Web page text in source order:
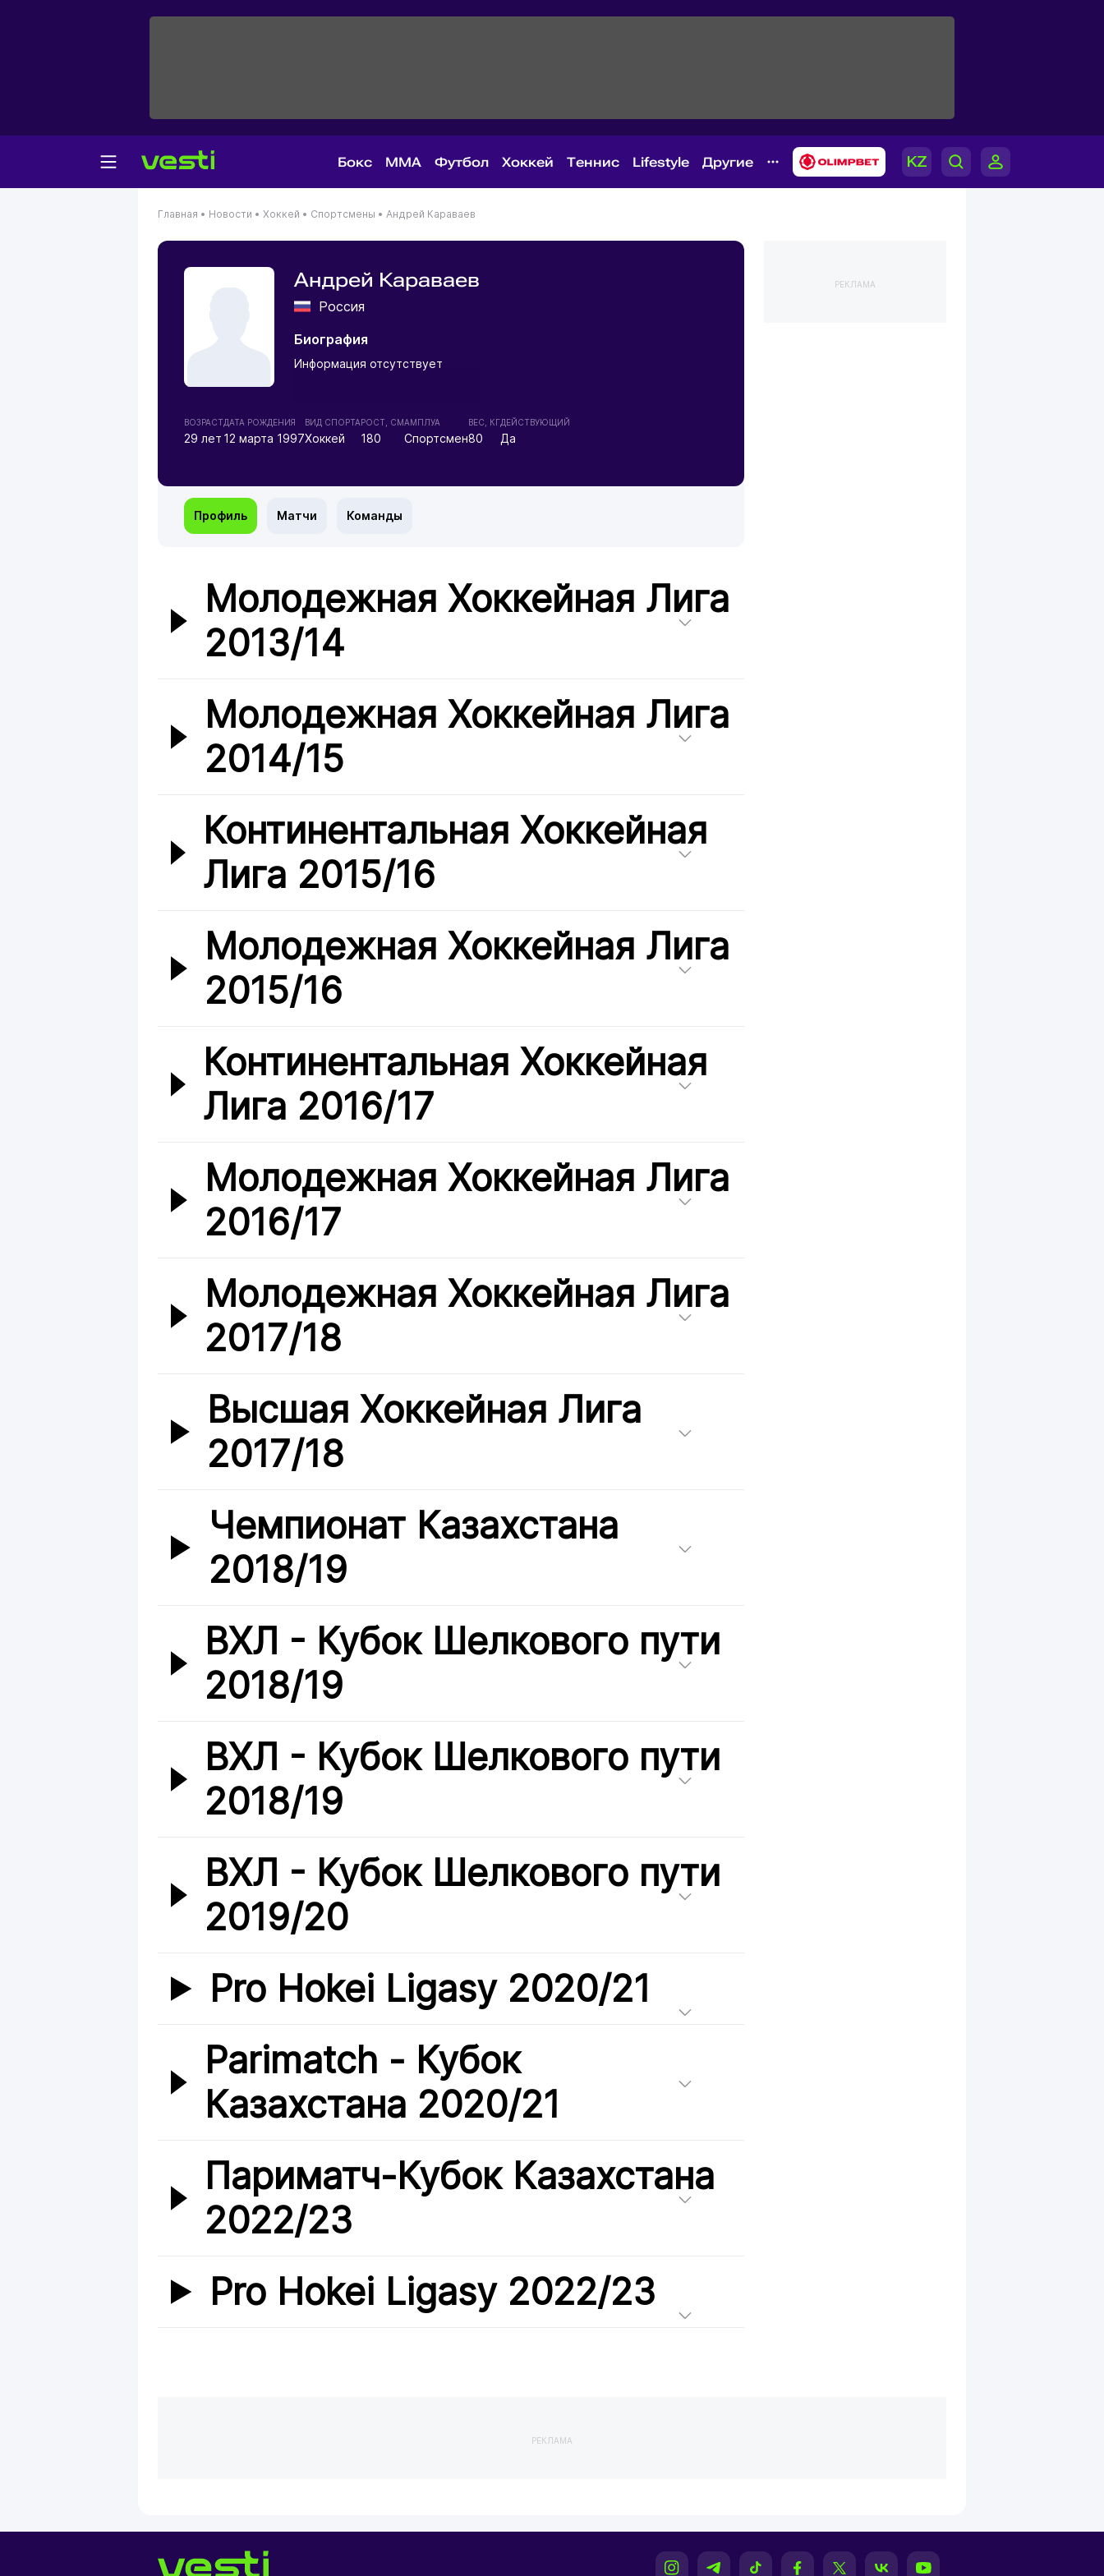
Бокс MMA Футбол Хоккей Теннис Lifestyle Другие
Главная • Новости • Хоккей • Спортсмены • Андрей Караваев
Андрей Караваев
Россия
Биография
Информация отсутствует
ВОЗРАСТ
29 лет
ДАТА РОЖДЕНИЯ
12 марта 1997
ВИД СПОРТА
Хоккей
РОСТ, СМ
180
АМПЛУА
Спортсмен
ВЕС, КГ
80
ДЕЙСТВУЮЩИЙ
Да
Профиль Матчи Команды
Молодежная Хоккейная Лига
2013/14
Молодежная Хоккейная Лига
2014/15
Континентальная Хоккейная
Лига 2015/16
Молодежная Хоккейная Лига
2015/16
Континентальная Хоккейная
Лига 2016/17
Молодежная Хоккейная Лига
2016/17
Молодежная Хоккейная Лига
2017/18
Высшая Хоккейная Лига
2017/18
Чемпионат Казахстана
2018/19
ВХЛ - Кубок Шелкового пути
2018/19
ВХЛ - Кубок Шелкового пути
2018/19
ВХЛ - Кубок Шелкового пути
2019/20
Pro Hokei Ligasy 2020/21
Parimatch - Кубок
Казахстана 2020/21
Париматч-Кубок Казахстана
2022/23
Pro Hokei Ligasy 2022/23
РЕКЛАМА
РЕКЛАМА